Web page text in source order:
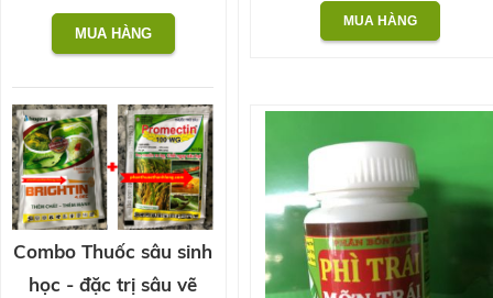
Combo Thuốc sâu sinh
học - đặc trị sâu vẽ